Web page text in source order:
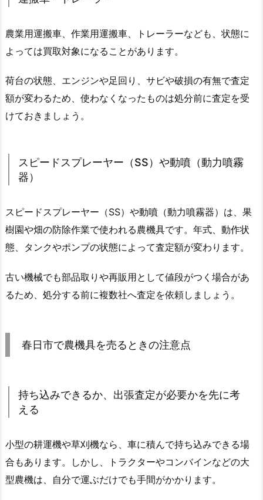
農業用運搬車、作業用運搬車、トレーラーなども、状態に
よっては買取対象になることがあります。
荷台の状態、エンジンや足回り、サビや破損の有無で査定
額が変わるため、使わなくなったものは処分前に査定を受
けておきましょう。
スピードスプレーヤー（SS）や動噴（動力噴霧
器）
スピードスプレーヤー（SS）や動噴（動力噴霧器）は、果
樹園や畑の防除作業で使われる農機具です。年式、動作状
態、タンクやポンプの状態によって査定額が変わります。
古い機械でも部品取りや再販用として値段がつく場合があ
るため、処分する前に複数社へ査定を依頼しましょう。
春日市で農機具を売るときの注意点
持ち込みできるか、出張査定が必要かを先に考
える
小型の耕運機や草刈機なら、車に積んで持ち込みできる場
合もあります。しかし、トラクターやコンバインなどの大
型農機は、自分で運ぶだけでも手間がかかります。